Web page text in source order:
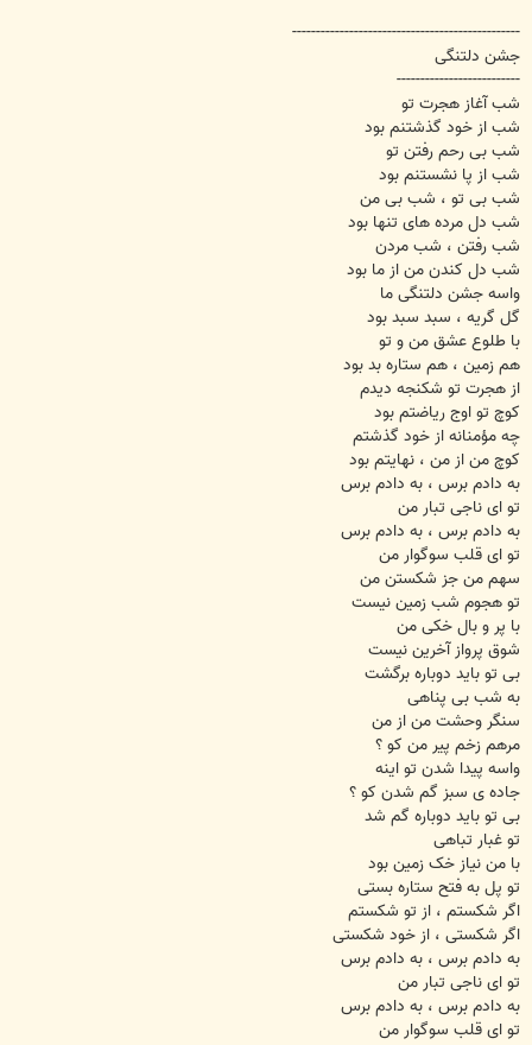
------------------------------------------------
جشن دلتنگی
--------------------------
شب آغاز هجرت تو
شب از خود گذشتنم بود
شب بی رحم رفتن تو
شب از پا نشستنم بود
شب بی تو ، شب بی من
شب دل مرده های تنها بود
شب رفتن ، شب مردن
شب دل کندن من از ما بود
واسه جشن دلتنگی ما
گل گریه ، سبد سبد بود
با طلوع عشق من و تو
هم زمین ، هم ستاره بد بود
از هجرت تو شکنجه دیدم
کوچ تو اوج ریاضتم بود
چه مؤمنانه از خود گذشتم
کوچ من از من ، نهایتم بود
به دادم برس ، به دادم برس
تو ای ناجی تبار من
به دادم برس ، به دادم برس
تو ای قلب سوگوار من
سهم من جز شکستن من
تو هجوم شب زمین نیست
با پر و بال خکی من
شوق پرواز آخرین نیست
بی تو باید دوباره برگشت
به شب بی پناهی
سنگر وحشت من از من
مرهم زخم پیر من کو ؟
واسه پیدا شدن تو اینه
جاده ی سبز گم شدن کو ؟
بی تو باید دوباره گم شد
تو غبار تباهی
با من نیاز خک زمین بود
تو پل به فتح ستاره بستی
اگر شکستم ، از تو شکستم
اگر شکستی ، از خود شکستی
به دادم برس ، به دادم برس
تو ای ناجی تبار من
به دادم برس ، به دادم برس
تو ای قلب سوگوار من